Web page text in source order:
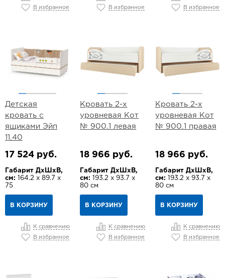
В избранное В избранное В избранное
Детская
кровать с
ящиками Эйп
11.40
17 524 руб.
Габарит ДхШхВ,
см: 164.2 х 89.7 х
75
В КОРЗИНУ
К сравнению
В избранное
Кровать 2-х
уровневая Кот
№ 900.1 левая
18 966 руб.
Габарит ДхШхВ,
см:
193.2 х 93.7 х
80 см
В КОРЗИНУ
К сравнению
В избранное
Кровать 2-х
уровневая Кот
№ 900.1 правая
18 966 руб.
Габарит ДхШхВ,
см: 193.2 х 93.7 х
80 см
В КОРЗИНУ
К сравнению
В избранное